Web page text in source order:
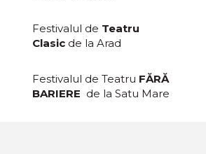
Festivalul de Teatru
Clasic de la Arad
Festivalul de Teatru FĂRĂ
BARIERE de la Satu Mare